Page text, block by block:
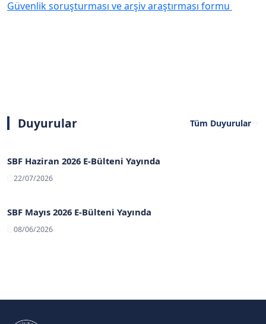
Güvenlik soruşturması ve arşiv araştırması formu
Duyurular Tüm Duyurular
SBF Haziran 2026 E-Bülteni Yayında
22/07/2026
SBF Mayıs 2026 E-Bülteni Yayında
08/06/2026